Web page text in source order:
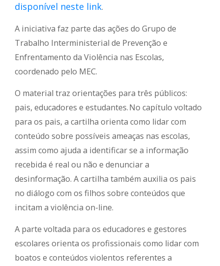
disponível neste link.
A iniciativa faz parte das ações do Grupo de
Trabalho Interministerial de Prevenção e
Enfrentamento da Violência nas Escolas,
coordenado pelo MEC.
O material traz orientações para três públicos:
pais, educadores e estudantes. No capítulo voltado
para os pais, a cartilha orienta como lidar com
conteúdo sobre possíveis ameaças nas escolas,
assim como ajuda a identificar se a informação
recebida é real ou não e denunciar a
desinformação. A cartilha também auxilia os pais
no diálogo com os filhos sobre conteúdos que
incitam a violência on-line.
A parte voltada para os educadores e gestores
escolares orienta os profissionais como lidar com
boatos e conteúdos violentos referentes a